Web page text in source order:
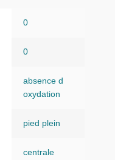
0
0
absence d
oxydation
pied plein
centrale